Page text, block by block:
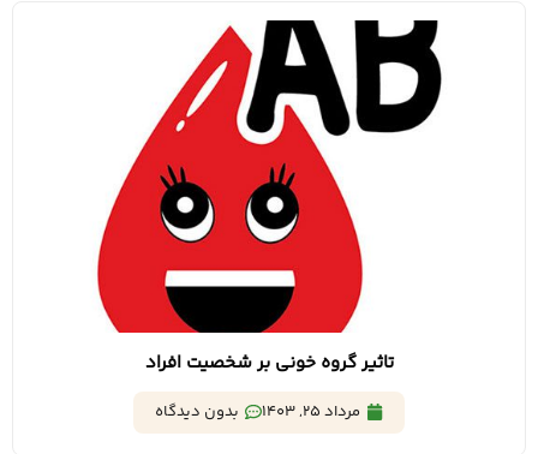
تاثیر گروه خونی بر شخصیت افراد
مرداد 25, 1403 بدون دیدگاه